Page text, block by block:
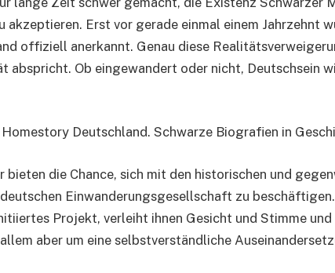
Erst vor gerade einmal einem Jahrzehnt
offiziell anerkannt. Genau diese
abspricht. Ob eingewandert oder nicht, Deutschsein
Deutschland. Schwarze Biografien in
die Chance, sich mit den historischen und
Einwanderungsgesellschaft zu
Projekt, verleiht ihnen Gesicht und Stimme
aber um eine selbstverständliche